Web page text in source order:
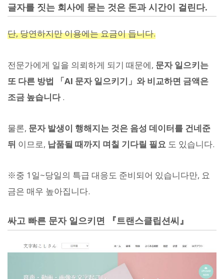
글자를 짓는 회사에 묻는 것은 돈과 시간이 걸린다.
단, 당연하지만 이용에는 요금이 듭니다.
전문가에게 일을 의뢰하게 되기 때문에, 문자 일으키는
또 다른 방법 「AI 문자 일으키기」와 비교하면 금액은
조금 높습니다.
물론, 문자 발생이 행해지는 것은 음성 데이터를 건네준
뒤 이므로, 납품될 때까지 며칠 기다릴 필요 도 있습니다.
※중 1일~당일의 특급 대응도 준비되어 있습니다만, 요
금은 매우 높아집니다.
싸고 빠른 문자 일으키면 『트랜스클립션씨』